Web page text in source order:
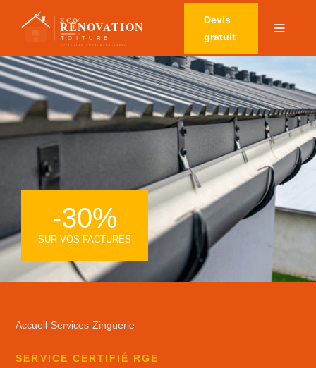
Devis
gratuit
Accueil ›Services›Zinguerie
SERVICE CERTIFIÉ RGE
-30%
SUR VOS FACTURES